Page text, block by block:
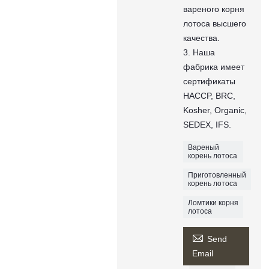
вареного корня
лотоса высшего
качества.
3. Наша
фабрика имеет
сертификаты
HACCP, BRC,
Kosher, Organic,
SEDEX, IFS.
Вареный
корень лотоса
Приготовленный
корень лотоса
Ломтики корня
лотоса
 Send
Email